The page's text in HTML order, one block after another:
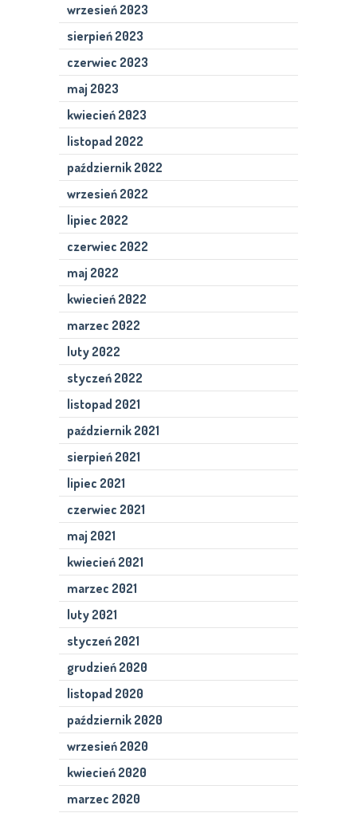
wrzesień 2023
sierpień 2023
czerwiec 2023
maj 2023
kwiecień 2023
listopad 2022
październik 2022
wrzesień 2022
lipiec 2022
czerwiec 2022
maj 2022
kwiecień 2022
marzec 2022
luty 2022
styczeń 2022
listopad 2021
październik 2021
sierpień 2021
lipiec 2021
czerwiec 2021
maj 2021
kwiecień 2021
marzec 2021
luty 2021
styczeń 2021
grudzień 2020
listopad 2020
październik 2020
wrzesień 2020
kwiecień 2020
marzec 2020